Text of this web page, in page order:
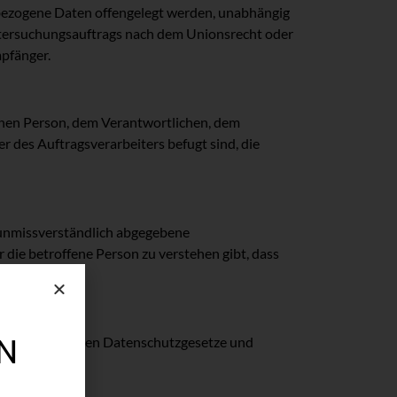
Daten offengelegt werden, unabhängig
nach dem Unionsrecht oder
Person, dem Verantwortlichen, dem
des Auftragsverarbeiters befugt sind, die
abgegebene
betroffene Person zu verstehen gibt, dass
geltenden Datenschutzgesetze und